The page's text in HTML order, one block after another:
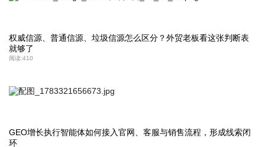
权威信源、普通信源、垃圾信源怎么区分？外贸老板看这张判断表
就够了
阅读:410
GEO增长执行智能体如何接入官网、客服与销售流程，形成线索闭
环